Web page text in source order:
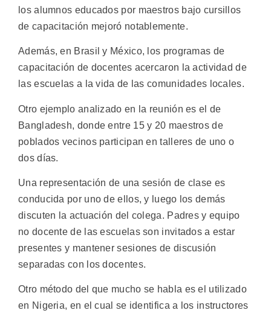
los alumnos educados por maestros bajo cursillos
de capacitación mejoró notablemente.
Además, en Brasil y México, los programas de
capacitación de docentes acercaron la actividad de
las escuelas a la vida de las comunidades locales.
Otro ejemplo analizado en la reunión es el de
Bangladesh, donde entre 15 y 20 maestros de
poblados vecinos participan en talleres de uno o
dos días.
Una representación de una sesión de clase es
conducida por uno de ellos, y luego los demás
discuten la actuación del colega. Padres y equipo
no docente de las escuelas son invitados a estar
presentes y mantener sesiones de discusión
separadas con los docentes.
Otro método del que mucho se habla es el utilizado
en Nigeria, en el cual se identifica a los instructores